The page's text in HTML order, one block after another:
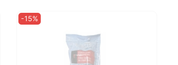
-15%